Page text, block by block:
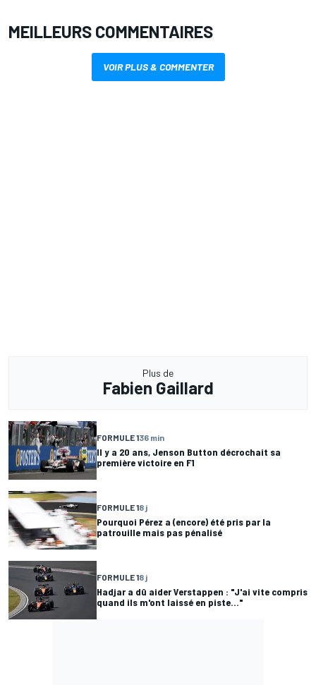
MEILLEURS COMMENTAIRES
VOIR PLUS & COMMENTER
Plus de
Fabien Gaillard
FORMULE 136 min
Il y a 20 ans, Jenson Button décrochait sa
première victoire en F1
FORMULE 18 j
Pourquoi Pérez a (encore) été pris par la
patrouille mais pas pénalisé
FORMULE 18 j
Hadjar a dû aider Verstappen : "J'ai vite compris
quand ils m'ont laissé en piste..."